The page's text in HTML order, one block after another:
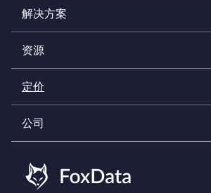
解决方案
资源
定价
公司